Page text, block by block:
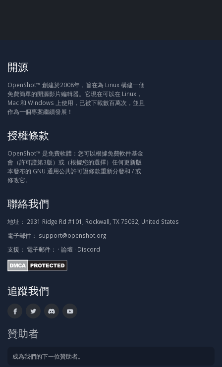
開源
OpenShot™ 創建於2008年，旨在為 Linux 構建一個
免費簡單的開源影片編輯器。它現在可以在 Linux，
Mac 和 Windows 上使用，已被下載數百萬次，並且
作為一個專案繼續發展！
授權條款
OpenShot™ 是免費軟體：您可以根據免費軟件基金
會（許可證第3版）或（根據您的選擇）任何更新版
本發布的 GNU 通用公共許可證條款重新分發和 / 或
修改它。
聯絡我們
地址： 2931 Ridge Rd #101, Rockwall, TX 75032, United States
電子郵件： support@openshot.org
支援： 電子郵件： · 論壇 · Discord
追蹤我們
贊助者
成為我們的下一位贊助者。